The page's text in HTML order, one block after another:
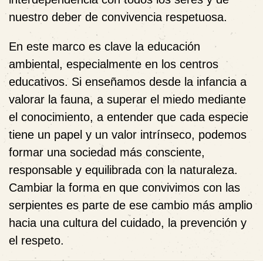
nuestro deber de convivencia respetuosa.
En este marco es clave la educación
ambiental, especialmente en los centros
educativos. Si enseñamos desde la infancia a
valorar la fauna, a superar el miedo mediante
el conocimiento, a entender que cada especie
tiene un papel y un valor intrínseco, podemos
formar una sociedad más consciente,
responsable y equilibrada con la naturaleza.
Cambiar la forma en que convivimos con las
serpientes es parte de ese cambio más amplio
hacia una cultura del cuidado, la prevención y
el respeto.